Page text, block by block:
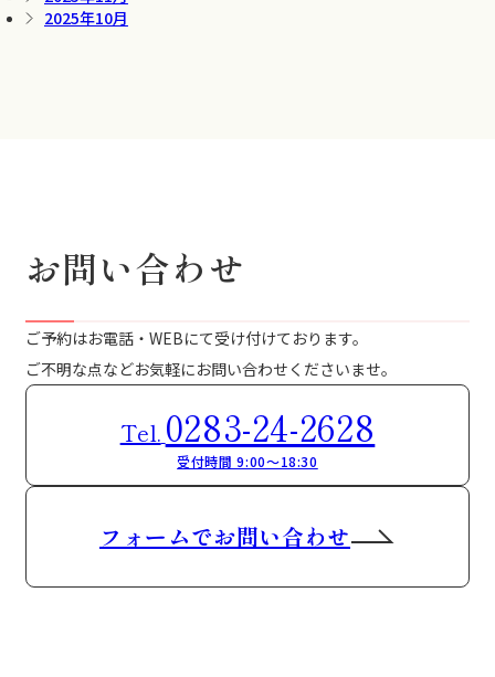
2025年10月
お問い合わせ
ご予約はお電話・WEBにて受け付けております。
ご不明な点などお気軽にお問い合わせくださいませ。
Tel. 0283-24-2628
受付時間 9:00～18:30
フォームでお問い合わせ